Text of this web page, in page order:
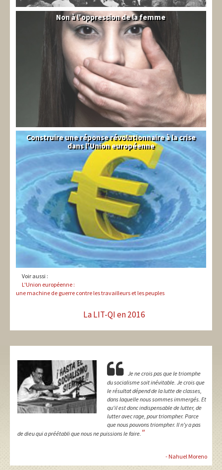
Syrie
Non à l'oppression de la femme
Syndical
Construire une réponse révolutionnaire à la crise
dans l'Union européenne
Voir aussi :
L'Union européenne :
une machine de guerre contre les travailleurs et les peuples
La LIT-QI en 2016
Je ne crois pas que le triomphe
du socialisme soit inévitable. Je crois que
le résultat dépend de la lutte de classes,
dans laquelle nous sommes immergés. Et
qu'il est donc indispensable de lutter, de
lutter avec rage, pour triompher. Parce
que nous pouvons triompher. Il n'y a pas
de dieu qui a préétabli que nous ne puissions le faire. "
- Nahuel Moreno